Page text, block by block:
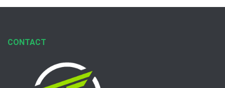
CONTACT